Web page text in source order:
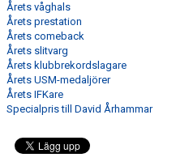
Årets våghals
Årets prestation
Årets comeback
Årets slitvarg
Årets klubbrekordslagare
Årets USM-medaljörer
Årets IFKare
Specialpris till David Århammar